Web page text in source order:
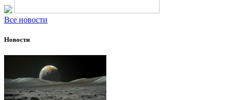
Все новости
Новости